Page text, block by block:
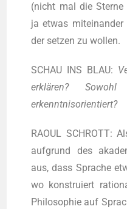
(nicht mal die
ja etwas
der set­zen zu wollen.
SCHAU INS BLAU:
erklä­ren?
erkenntnisorientiert?
RAOUL SCHROTT:
auf­grund des
aus, dass Spra­che
wo kon­stru­iert
Phi­lo­so­phie auf